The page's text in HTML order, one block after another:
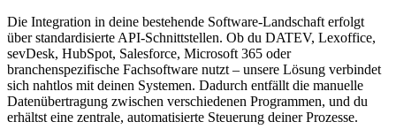
Die Integration in deine bestehende Software-Landschaft erfolgt
über standardisierte API-Schnittstellen. Ob du DATEV, Lexoffice,
sevDesk, HubSpot, Salesforce, Microsoft 365 oder
branchenspezifische Fachsoftware nutzt – unsere Lösung verbindet
sich nahtlos mit deinen Systemen. Dadurch entfällt die manuelle
Datenübertragung zwischen verschiedenen Programmen, und du
erhältst eine zentrale, automatisierte Steuerung deiner Prozesse.